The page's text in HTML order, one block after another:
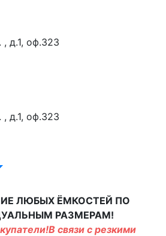
, д.1, оф.323
, д.1, оф.323
ЛЮБЫХ ЁМКОСТЕЙ ПО
РАЗМЕРАМ!
связи с резкими